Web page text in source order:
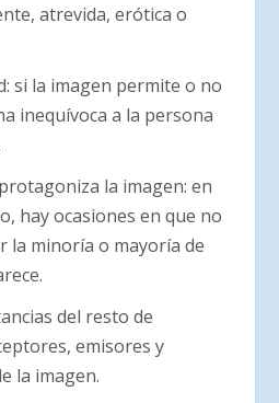
atrevida, erótica o
si la imagen permite o no
inequívoca a la persona
la imagen: en
hay ocasiones en que no
la minoría o mayoría de
del resto de
emisores y
la imagen.